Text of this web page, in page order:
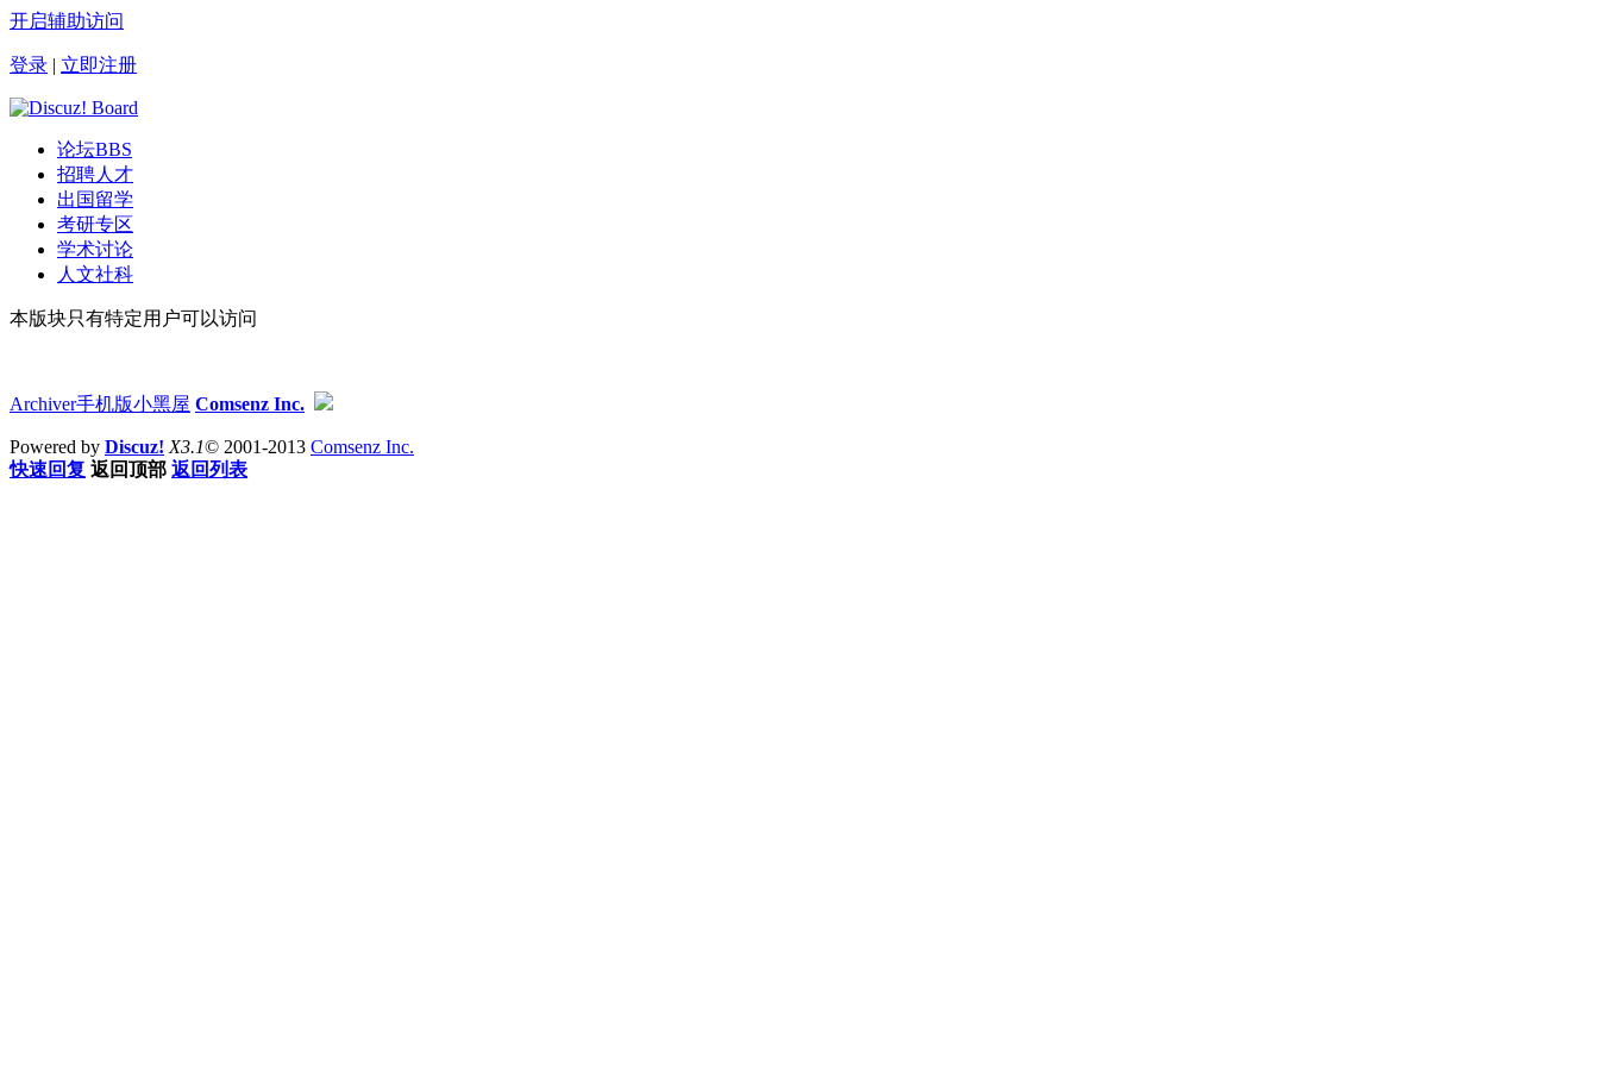
开启辅助访问
登录 | 立即注册
论坛BBS
招聘人才
出国留学
考研专区
学术讨论
人文社科
本版块只有特定用户可以访问
Archiver手机版小黑屋 Comsenz Inc.
Powered by Discuz! X3.1© 2001-2013 Comsenz Inc.
快速回复 返回顶部 返回列表